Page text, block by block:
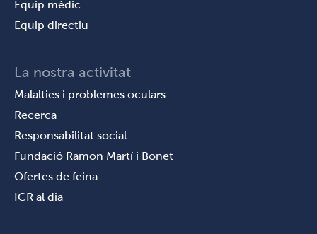
Equip mèdic
Equip directiu
La nostra activitat
Malalties i problemes oculars
Recerca
Responsabilitat social
Fundació Ramon Martí i Bonet
Ofertes de feina
ICR al dia